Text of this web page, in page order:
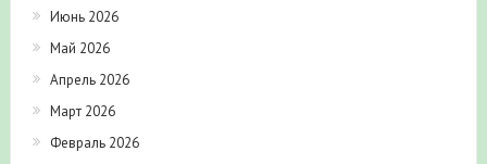
Июнь 2026
Май 2026
Апрель 2026
Март 2026
Февраль 2026